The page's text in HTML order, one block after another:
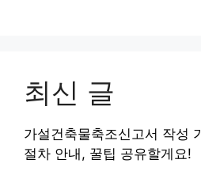
최신 글
가설건축물축조신고서 작성
절차 안내, 꿀팁 공유할게요!